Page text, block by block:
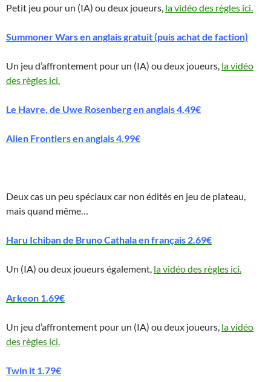
Petit jeu pour un (IA) ou deux joueurs, la vidéo des règles ici.
Summoner Wars en anglais gratuit (puis achat de faction)
Un jeu d’affrontement pour un (IA) ou deux joueurs, la vidéo
des règles ici.
Le Havre, de Uwe Rosenberg en anglais 4.49€
Alien Frontiers en anglais 4.99€
Deux cas un peu spéciaux car non édités en jeu de plateau,
mais quand même…
Haru Ichiban de Bruno Cathala en français 2.69€
Un (IA) ou deux joueurs également, la vidéo des règles ici.
Arkeon 1.69€
Un jeu d’affrontement pour un (IA) ou deux joueurs, la vidéo
des règles ici.
Twin it 1.79€